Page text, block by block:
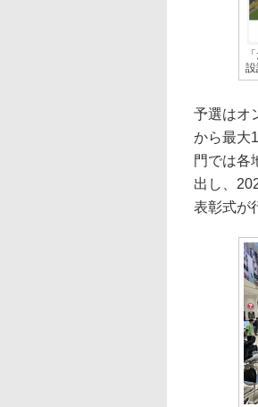
予選はオ
から最大
門では各
出し、
表彰式が